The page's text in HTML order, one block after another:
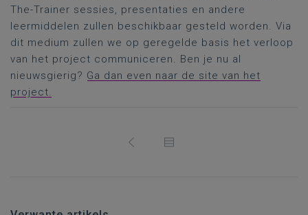
The-Trainer sessies, presentaties en andere
leermiddelen zullen beschikbaar gesteld worden. Via
dit medium zullen we op geregelde basis het verloop
van het project communiceren. Ben je nu al
nieuwsgierig? Ga dan even naar de site van het
project.